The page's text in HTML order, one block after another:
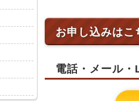
お申し込みはこ
電話・メール